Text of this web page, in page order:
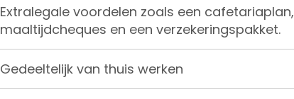
Extralegale voordelen zoals een cafetariaplan,
maaltijdcheques en een verzekeringspakket.
Gedeeltelijk van thuis werken